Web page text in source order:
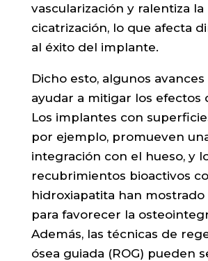
vascularización y ralentiza la
cicatrización, lo que afecta
al éxito del implante.
Dicho esto, algunos
ayudar a mitigar los efectos
Los implantes con
por ejemplo, promueven
integración con el hueso, y
recubrimientos bioactivos
hidroxiapatita han mostrado
para favorecer la
Además, las técnicas de
ósea guiada (ROG) pueden